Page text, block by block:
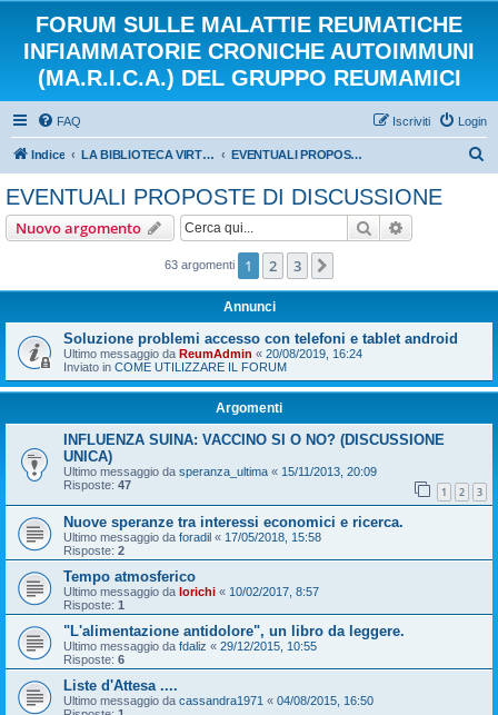
FORUM SULLE MALATTIE REUMATICHE
INFIAMMATORIE CRONICHE AUTOIMMUNI
(MA.R.I.C.A.) DEL GRUPPO REUMAMICI
FAQ Login
Iscriviti
Indice LA BIBLIOTECA VIRTUALE DEI REUMAMICI EVENTUALI PROPOSTE DI DISCUSSIONE
EVENTUALI PROPOSTE DI DISCUSSIONE
Nuovo argomento Cerca
63 argomenti 1 2 3
Annunci
Soluzione problemi accesso con telefoni e tablet android
Ultimo messaggio da ReumAdmin « 20/08/2019, 16:24
Inviato in COME UTILIZZARE IL FORUM
Argomenti
INFLUENZA SUINA: VACCINO SI O NO? (DISCUSSIONE
UNICA)
Ultimo messaggio da speranza_ultima « 15/11/2013, 20:09
Risposte: 47 1 2 3
Nuove speranze tra interessi economici e ricerca.
Ultimo messaggio da foradil « 17/05/2018, 15:58
Risposte: 2
Tempo atmosferico
Ultimo messaggio da lorichi « 10/02/2017, 8:57
Risposte: 1
"L'alimentazione antidolore", un libro da leggere.
Ultimo messaggio da fdaliz « 29/12/2015, 10:55
Risposte: 6
Liste d'Attesa ....
Ultimo messaggio da cassandra1971 « 04/08/2015, 16:50